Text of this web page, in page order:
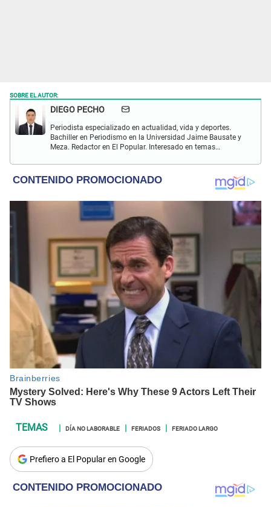
SOBRE EL AUTOR:
DIEGO PECHO
Periodista especializado en actualidad, vida y deportes.
Bachiller en Periodismo en la Universidad Jaime Bausate y
Meza. Redactor en El Popular. Interesado en temas
internacional, trucos caseros y educación.
DÍA NO LABORABLE FERIADOS FERIADO LARGO
Prefiero a El Popular en Google